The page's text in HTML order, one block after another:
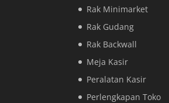
Rak Minimarket
Rak Gudang
Rak Backwall
Meja Kasir
Peralatan Kasir
Perlengkapan Toko